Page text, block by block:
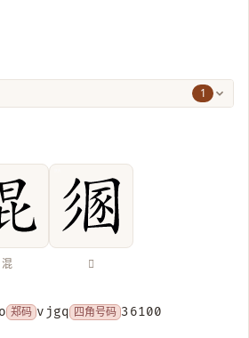
1
混 𢒤
郑码 vjgq 四角号码 36100